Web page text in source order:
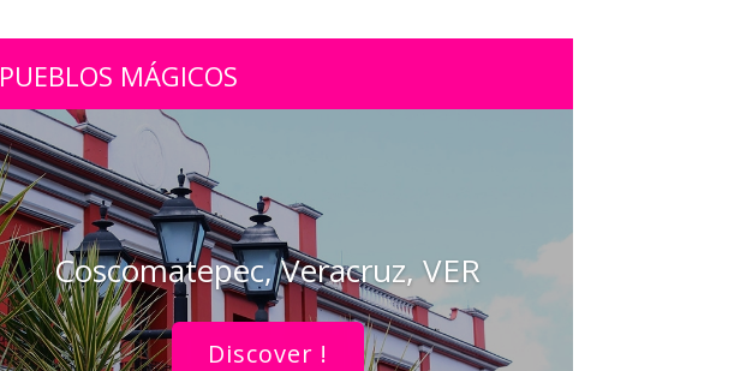
PUEBLOS MÁGICOS
Coscomatepec, Veracruz, VER
Discover !